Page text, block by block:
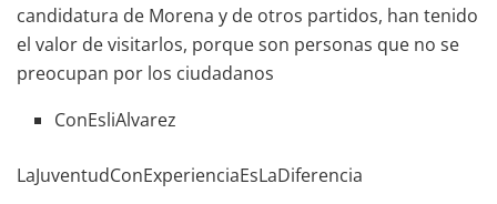
candidatura de Morena y de otros partidos, han tenido
el valor de visitarlos, porque son personas que no se
preocupan por los ciudadanos
ConEsliAlvarez
LaJuventudConExperienciaEsLaDiferencia